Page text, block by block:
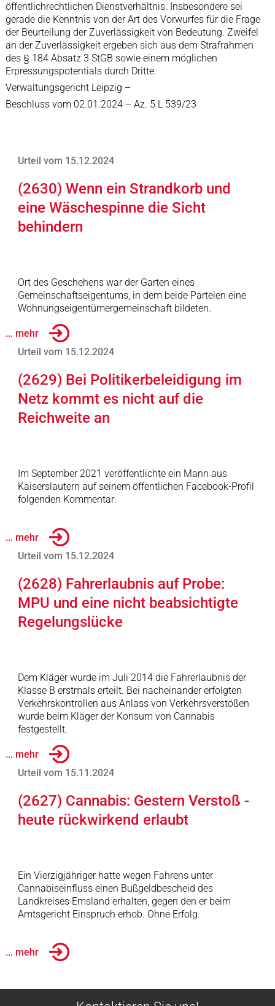
öffentlichrechtlichen Dienstverhältnis. Insbesondere sei
gerade die Kenntnis von der Art des Vorwurfes für die Frage
der Beurteilung der Zuverlässigkeit von Bedeutung. Zweifel
an der Zuverlässigkeit ergeben sich aus dem Strafrahmen
des § 184 Absatz 3 StGB sowie einem möglichen
Erpressungspotentials durch Dritte.
Verwaltungsgericht Leipzig –
Beschluss vom 02.01.2024 – Az. 5 L 539/23
Urteil vom 15.12.2024
(2630) Wenn ein Strandkorb und
eine Wäschespinne die Sicht
behindern
Ort des Geschehens war der Garten eines
Gemeinschaftseigentums, in dem beide Parteien eine
Wohnungseigentümergemeinschaft bildeten.
... mehr
Urteil vom 15.12.2024
(2629) Bei Politikerbeleidigung im
Netz kommt es nicht auf die
Reichweite an
Im September 2021 veröffentlichte ein Mann aus
Kaiserslautern auf seinem öffentlichen Facebook-Profil
folgenden Kommentar:
... mehr
Urteil vom 15.12.2024
(2628) Fahrerlaubnis auf Probe:
MPU und eine nicht beabsichtigte
Regelungslücke
Dem Kläger wurde im Juli 2014 die Fahrerlaubnis der
Klasse B erstmals erteilt. Bei nacheinander erfolgten
Verkehrskontrollen aus Anlass von Verkehrsverstößen
wurde beim Kläger der Konsum von Cannabis
festgestellt.
... mehr
Urteil vom 15.11.2024
(2627) Cannabis: Gestern Verstoß -
heute rückwirkend erlaubt
Ein Vierzigjähriger hatte wegen Fahrens unter
Cannabiseinfluss einen Bußgeldbescheid des
Landkreises Emsland erhalten, gegen den er beim
Amtsgericht Einspruch erhob. Ohne Erfolg.
... mehr